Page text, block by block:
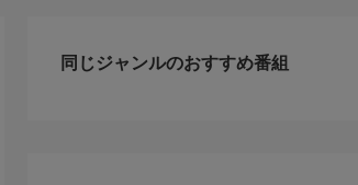
同じジャンルのおすすめ番組